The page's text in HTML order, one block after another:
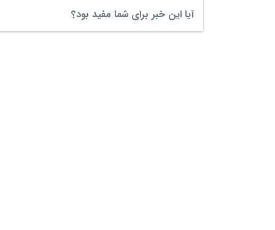
آیا این خبر برای شما مفید بود؟